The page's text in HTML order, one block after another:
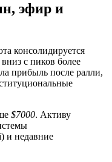
эфир и
консолидируется
с пиков более
прибыль после ралли,
$7000. Активу
и недавние